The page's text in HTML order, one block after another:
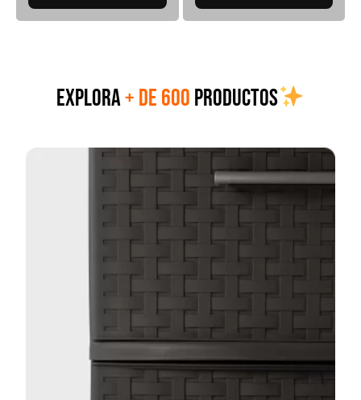
EXPLORA+ DE 600 PRODUCTOS
Juego Modular 02
4.507.990
Juego Modular 01
QplayGround
37%